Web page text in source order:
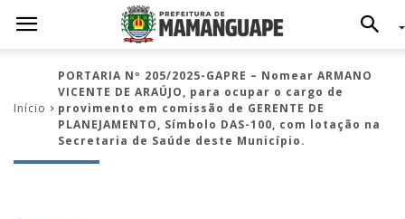
Início
PORTARIA Nº 205/2025-GAPRE – Nomear ARMANO
VICENTE DE ARAÚJO, para ocupar o cargo de
provimento em comissão de GERENTE DE
PLANEJAMENTO, Símbolo DAS-100, com lotação na
Secretaria de Saúde deste Município.